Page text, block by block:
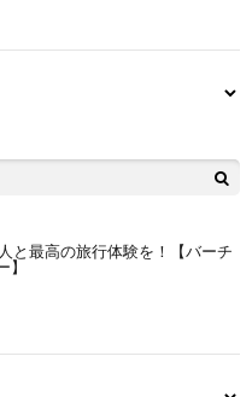
と最高の旅行体験を！【バーチ
】